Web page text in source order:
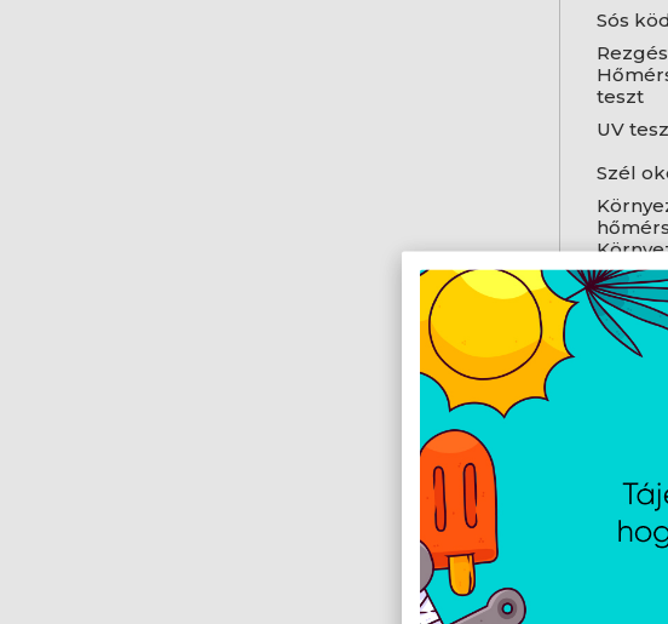
Sós
teszt
UV
Szél
U-NII-
U-NII-
U-NII-3